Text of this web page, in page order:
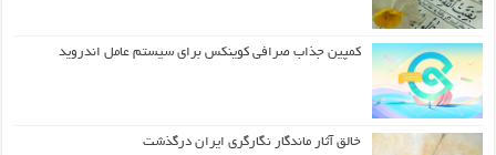
کمپین جذاب صرافی کوینکس برای سیستم عامل اندروید
خالق آثار ماندگار نگارگری ایران درگذشت